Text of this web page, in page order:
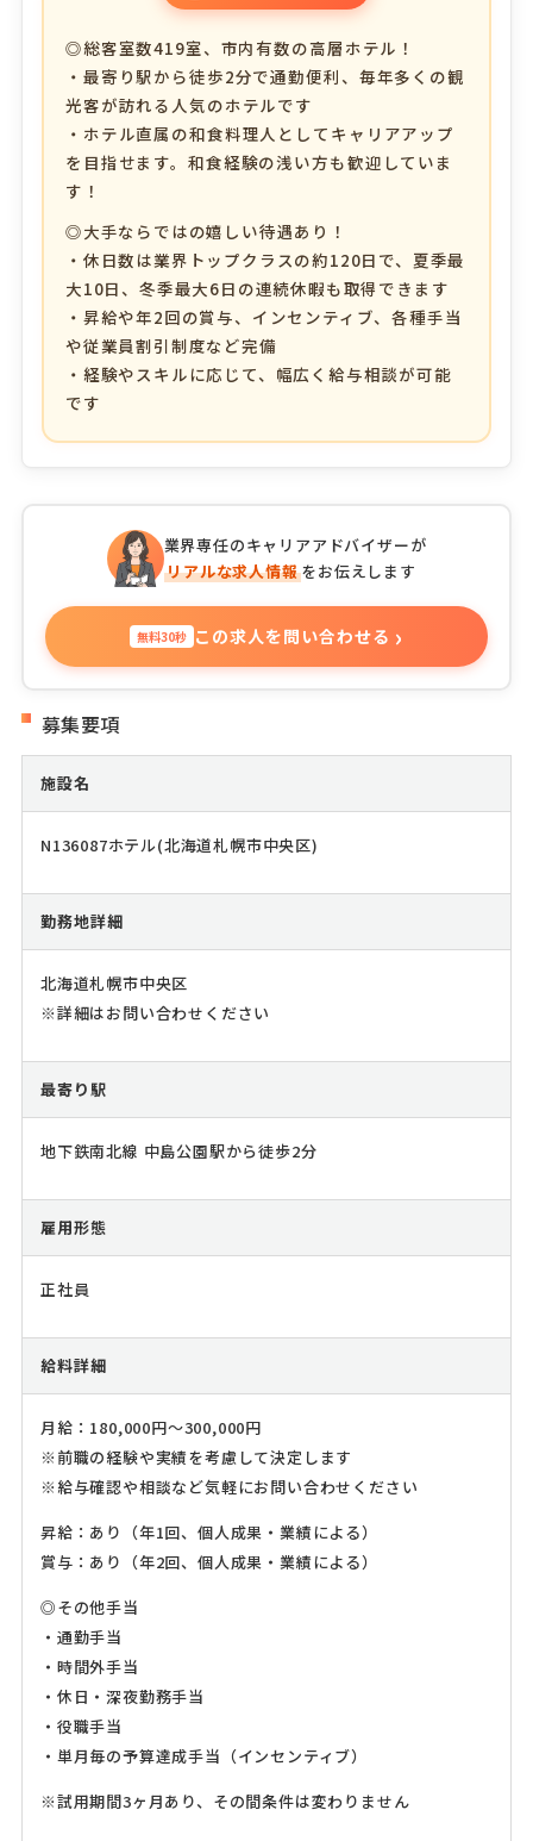
◎総客室数419室、市内有数の高層ホテル！
・最寄り駅から徒歩2分で通勤便利、毎年多くの観
光客が訪れる人気のホテルです
・ホテル直属の和食料理人としてキャリアアップ
を目指せます。和食経験の浅い方も歓迎していま
す！
◎大手ならではの嬉しい待遇あり！
・休日数は業界トップクラスの約120日で、夏季最
大10日、冬季最大6日の連続休暇も取得できます
・昇給や年2回の賞与、インセンティブ、各種手当
や従業員割引制度など完備
・経験やスキルに応じて、幅広く給与相談が可能
です
業界専任のキャリアアドバイザーが
リアルな求人情報をお伝えします
無料30秒 この求人を問い合わせる ›
募集要項
施設名
N136087ホテル(北海道札幌市中央区)
勤務地詳細
北海道札幌市中央区
※詳細はお問い合わせください
最寄り駅
地下鉄南北線 中島公園駅から徒歩2分
雇用形態
正社員
給料詳細
月給：180,000円～300,000円
※前職の経験や実績を考慮して決定します
※給与確認や相談など気軽にお問い合わせください
昇給：あり（年1回、個人成果・業績による）
賞与：あり（年2回、個人成果・業績による）
◎その他手当
・通勤手当
・時間外手当
・休日・深夜勤務手当
・役職手当
・単月毎の予算達成手当（インセンティブ）
※試用期間3ヶ月あり、その間条件は変わりません